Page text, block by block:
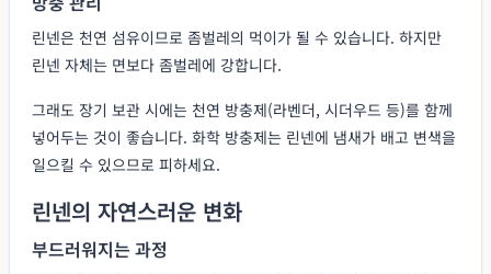
린넨은 천연 섬유이므로 좀벌레의 먹이가 될 수 있습니다. 하지만
린넨 자체는 면보다 좀벌레에 강합니다.
그래도 장기 보관 시에는 천연 방충제(라벤더, 시더우드 등)를 함께
넣어두는 것이 좋습니다. 화학 방충제는 린넨에 냄새가 배고 변색을
일으킬 수 있으므로 피하세요.
린넨의 자연스러운 변화
부드러워지는 과정